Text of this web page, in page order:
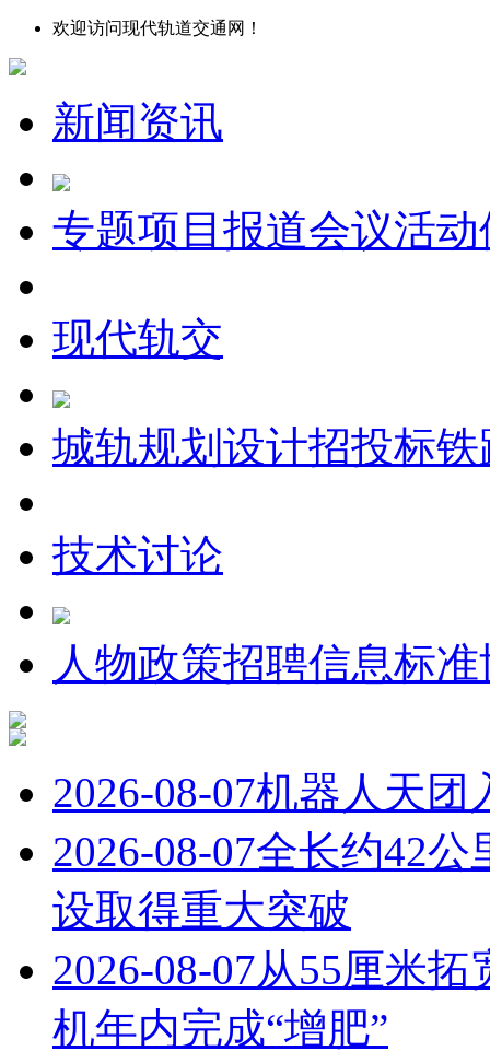
欢迎访问现代轨道交通网！
新闻资讯
专题项目报道会议活动
现代轨交
城轨规划设计招投标铁
技术讨论
人物政策招聘信息标准
2026-08-07机器人天团
2026-08-07全长约42公
设取得重大突破
2026-08-07从55厘米拓
机年内完成“增肥”